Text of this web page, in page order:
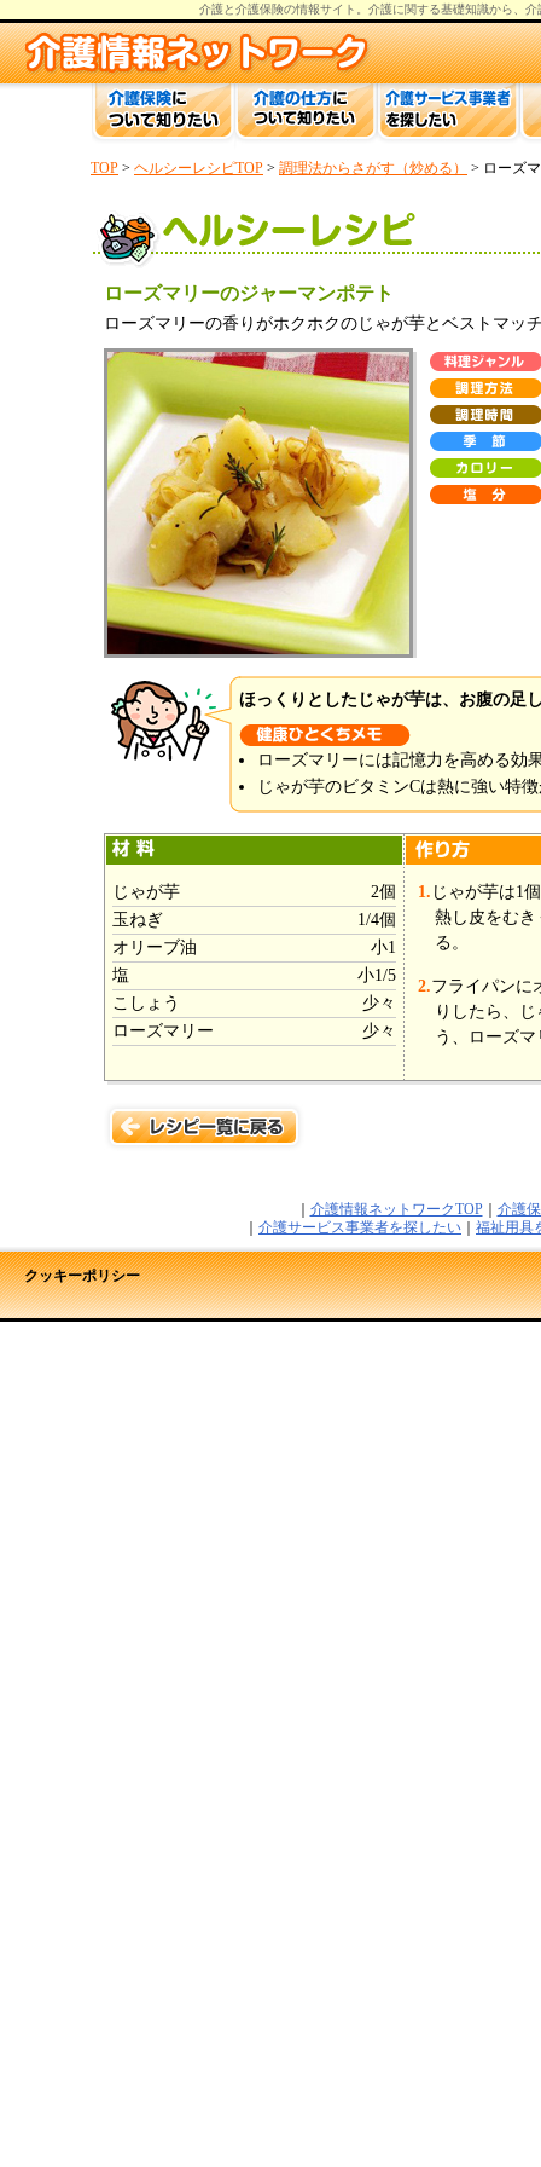
介護と介護保険の情報サイト。 介護に関する基礎知識から、 介
TOP > ヘルシーレシピTOP > 調理法からさがす（炒める） > ローズ
ローズマリーのジャーマンポテト
ローズマリーの香りがホクホクのじゃが芋とベストマッ
ほっくりとしたじゃが芋は、お腹の足
ローズマリーには記憶力を高める効
じゃが芋のビタミンCは熱に強い特
じゃが芋
2個
玉ねぎ
1/4個
オリーブ油
小1
塩
小1/5
こしょう
少々
ローズマリー
少々
1. じゃが芋は1
熱し皮をむ
る。
2.フライパンに
りしたら、
う、ローズ
介護情報ネットワークTOP｜ 介護
介護サービス事業者を探したい 福祉用具
クッキーポリシー